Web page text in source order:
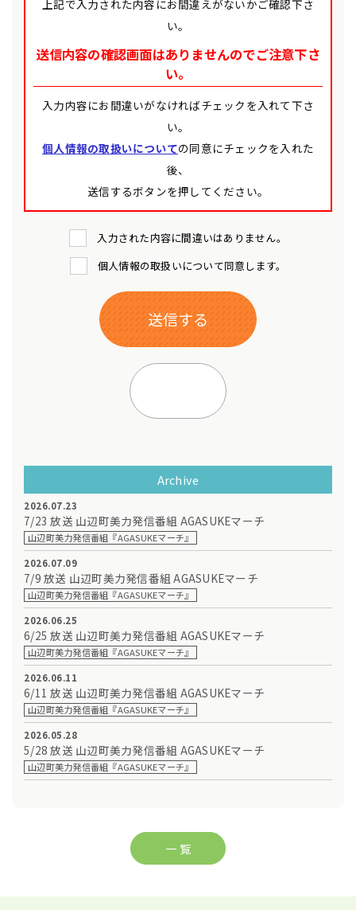
上記で入力された内容にお間違えがないかご確認下さ
い。
送信内容の確認画面はありませんのでご注意下さ
い。
入力内容にお間違いがなければチェックを入れて下さ
い。
個人情報の取扱いについての同意にチェックを入れた
後、
送信するボタンを押してください。
入力された内容に間違いはありません。
個人情報の取扱いについて同意します。
Archive
2026.07.23
7/23 放送 山辺町美力発信番組 AGASUKEマーチ
山辺町美力発信番組『AGASUKEマーチ』
2026.07.09
7/9 放送 山辺町美力発信番組 AGASUKEマーチ
山辺町美力発信番組『AGASUKEマーチ』
2026.06.25
6/25 放送 山辺町美力発信番組 AGASUKEマーチ
山辺町美力発信番組『AGASUKEマーチ』
2026.06.11
6/11 放送 山辺町美力発信番組 AGASUKEマーチ
山辺町美力発信番組『AGASUKEマーチ』
2026.05.28
5/28 放送 山辺町美力発信番組 AGASUKEマーチ
山辺町美力発信番組『AGASUKEマーチ』
一 覧